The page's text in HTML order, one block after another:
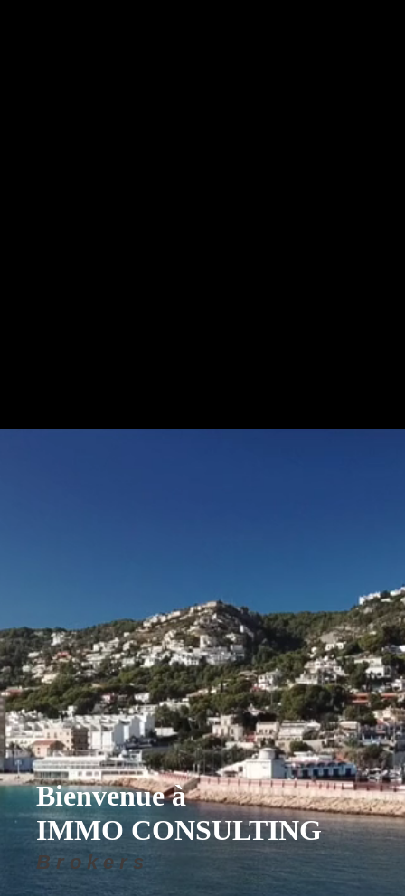
Bienvenue à
IMMO CONSULTING
B r o k e r s